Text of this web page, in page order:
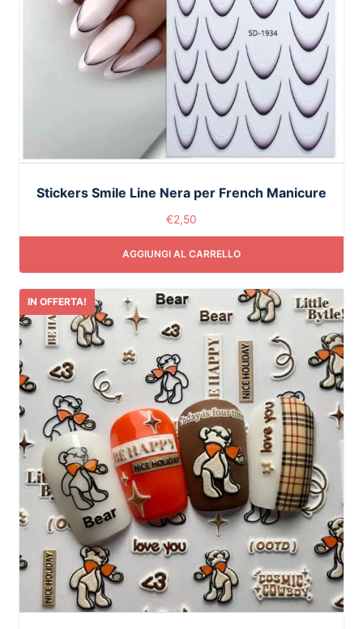
Stickers Smile Line Nera per French Manicure
€2,50
AGGIUNGI AL CARRELLO
IN OFFERTA!